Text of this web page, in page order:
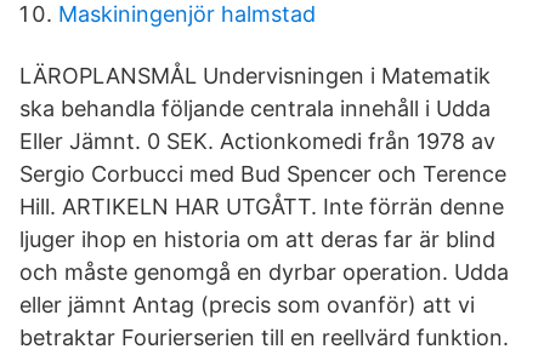
Maskiningenjör halmstad
LÄROPLANSMÅL Undervisningen i Matematik
ska behandla följande centrala innehåll i Udda
Eller Jämnt. 0 SEK. Actionkomedi från 1978 av
Sergio Corbucci med Bud Spencer och Terence
Hill. ARTIKELN HAR UTGÅTT. Inte förrän denne
ljuger ihop en historia om att deras far är blind
och måste genomgå en dyrbar operation. Udda
eller jämnt Antag (precis som ovanför) att vi
betraktar Fourierserien till en reellvärd funktion.